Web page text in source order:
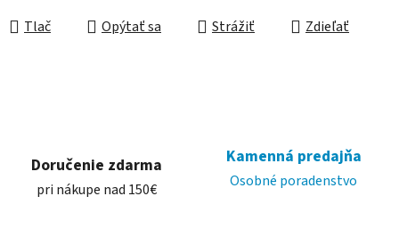
Tlač Opýtať sa Strážiť Zdieľať
Doručenie zdarma
pri nákupe nad 150€
Kamenná predajňa
Osobné poradenstvo